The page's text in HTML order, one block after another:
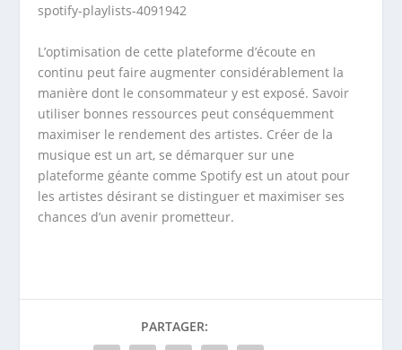
spotify-playlists-4091942
L’optimisation de cette plateforme d’écoute en
continu peut faire augmenter considérablement la
manière dont le consommateur y est exposé. Savoir
utiliser bonnes ressources peut conséquemment
maximiser le rendement des artistes. Créer de la
musique est un art, se démarquer sur une
plateforme géante comme Spotify est un atout pour
les artistes désirant se distinguer et maximiser ses
chances d’un avenir prometteur.
PARTAGER: